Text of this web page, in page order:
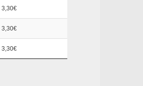
3,30€
3,30€
3,30€